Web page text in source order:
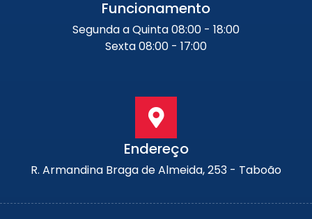
Funcionamento
Segunda a Quinta 08:00 - 18:00
Sexta 08:00 - 17:00
Endereço
R. Armandina Braga de Almeida, 253 - Taboão